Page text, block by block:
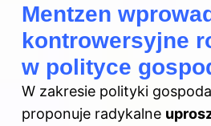
Mentzen
kontrowersyjne
w polityce
W zakresie polityki
proponuje radykalne